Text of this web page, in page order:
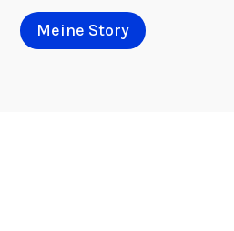
Meine Story